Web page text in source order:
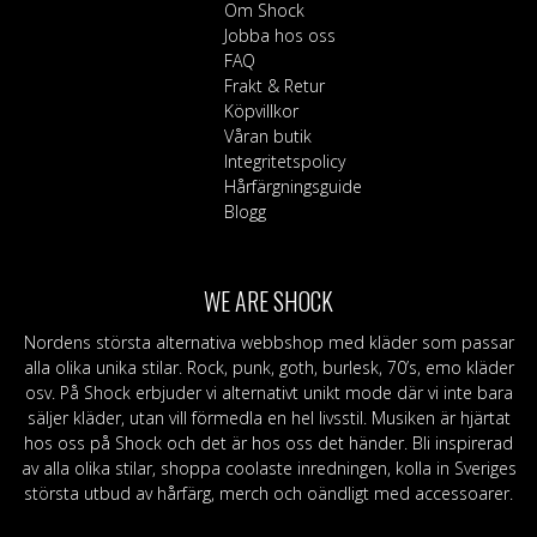
alternativen
väljas
produktsidan
Om Shock
Jobba hos oss
FAQ
Frakt & Retur
Köpvillkor
Våran butik
Integritetspolicy
Hårfärgningsguide
Blogg
WE ARE SHOCK
Nordens största alternativa webbshop med kläder som passar
alla olika unika stilar. Rock, punk, goth, burlesk, 70’s, emo kläder
osv. På Shock erbjuder vi alternativt unikt mode där vi inte bara
säljer kläder, utan vill förmedla en hel livsstil. Musiken är hjärtat
hos oss på Shock och det är hos oss det händer. Bli inspirerad
av alla olika stilar, shoppa coolaste inredningen, kolla in Sveriges
största utbud av hårfärg, merch och oändligt med accessoarer.